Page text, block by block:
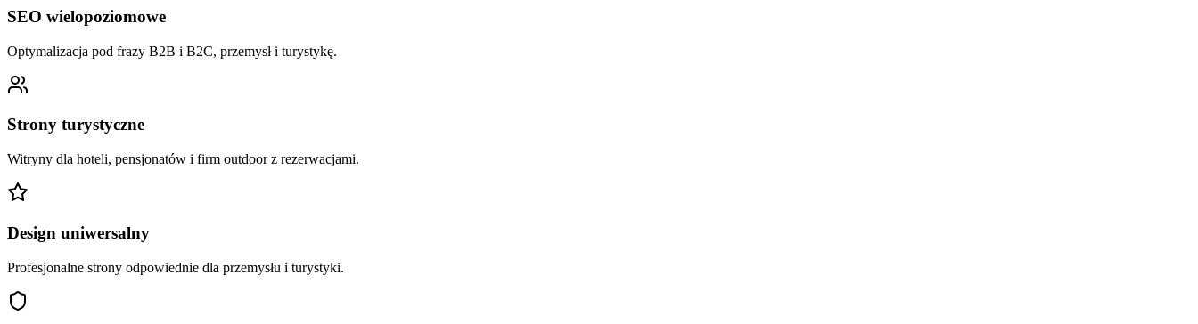
SEO wielopoziomowe
Optymalizacja pod frazy B2B i B2C, przemysł i turystykę.
Strony turystyczne
Witryny dla hoteli, pensjonatów i firm outdoor z rezerwacjami.
Design uniwersalny
Profesjonalne strony odpowiednie dla przemysłu i turystyki.